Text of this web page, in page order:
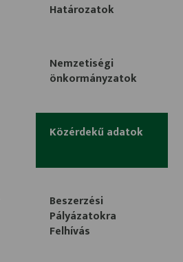
Határozatok
Nemzetiségi
önkormányzatok
Közérdekű adatok
Beszerzési
Pályázatokra
Felhívás